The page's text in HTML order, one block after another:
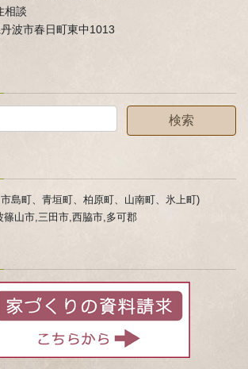
相談
波市春日町東中1013
島町、青垣町、柏原町、山南町、氷上町)
山市,三田市,西脇市,多可郡